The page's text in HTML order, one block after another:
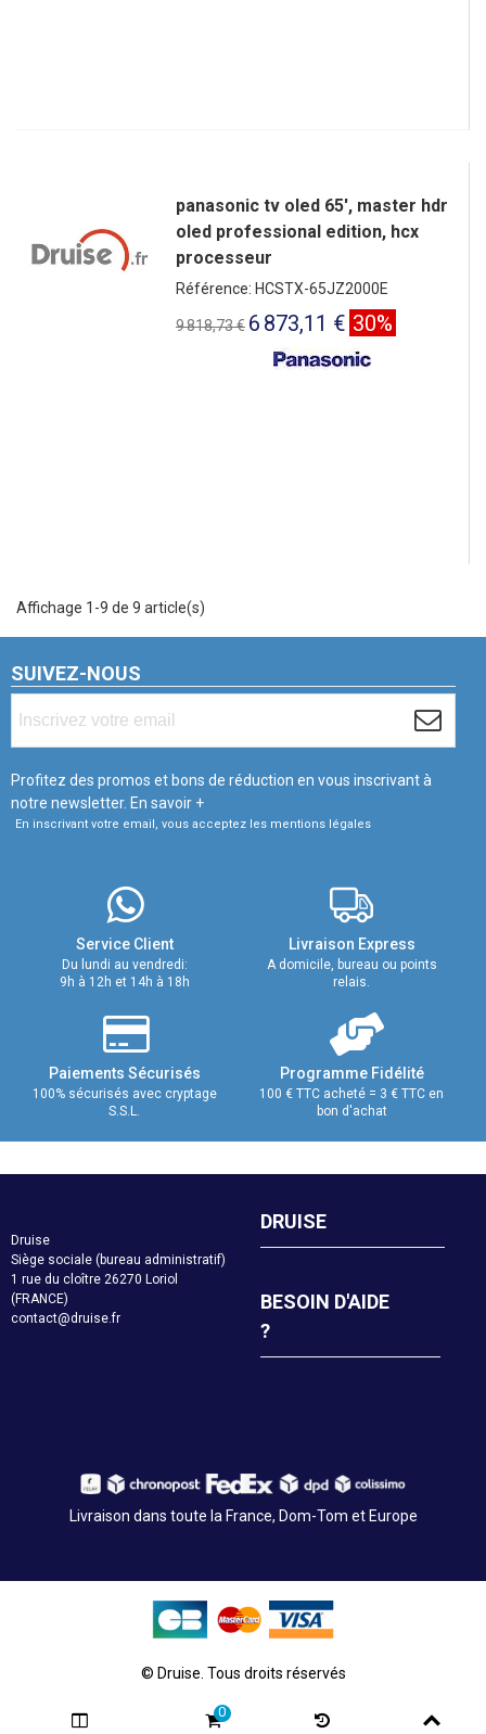
panasonic tv oled 65', master hdr
oled professional edition, hcx
processeur
Référence: HCSTX-65JZ2000E
9 818,73 € 6 873,11 € 30%
Affichage 1-9 de 9 article(s)
SUIVEZ-NOUS
Profitez des promos et bons de réduction en vous inscrivant à
notre newsletter. En savoir +
En inscrivant votre email, vous acceptez les mentions légales
Service Client
Du lundi au vendredi:
9h à 12h et 14h à 18h
Livraison Express
A domicile, bureau ou points
relais.
Paiements Sécurisés
100% sécurisés avec cryptage
S.S.L.
Programme Fidélité
100 € TTC acheté = 3 € TTC en
bon d'achat
Druise
Siège sociale (bureau administratif)
1 rue du cloître 26270 Loriol
(FRANCE)
contact@druise.fr
DRUISE
BESOIN D'AIDE
?
Livraison dans toute la France, Dom-Tom et Europe
© Druise. Tous droits réservés
0